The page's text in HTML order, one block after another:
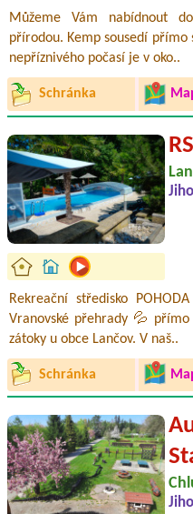
Můžeme Vám nabídnout
přírodou. Kemp sousedí
nepříznivého počasí je v oko..
Schránka
Rekreační středisko
Vranovské přehrady 💦
zátoky u obce Lančov. V naš..
Schránka